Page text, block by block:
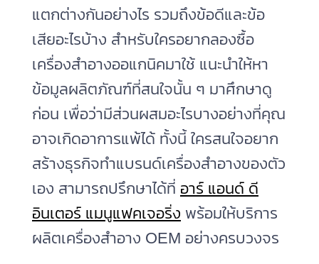
แตกต่างกันอย่างไร รวมถึงข้อดีและข้อ
เสียอะไรบ้าง สำหรับใครอยากลองซื้อ
เครื่องสำอางออแกนิคมาใช้ แนะนำให้หา
ข้อมูลผลิตภัณฑ์ที่สนใจนั้น ๆ มาศึกษาดู
ก่อน เพื่อว่ามีส่วนผสมอะไรบางอย่างที่คุณ
อาจเกิดอาการแพ้ได้ ทั้งนี้ ใครสนใจอยาก
สร้างธุรกิจทำแบรนด์เครื่องสำอางของตัว
เอง สามารถปรึกษาได้ที่ อาร์ แอนด์ ดี
อินเตอร์ แมนูแฟคเจอริ่ง พร้อมให้บริการ
ผลิตเครื่องสำอาง OEM อย่างครบวงจร